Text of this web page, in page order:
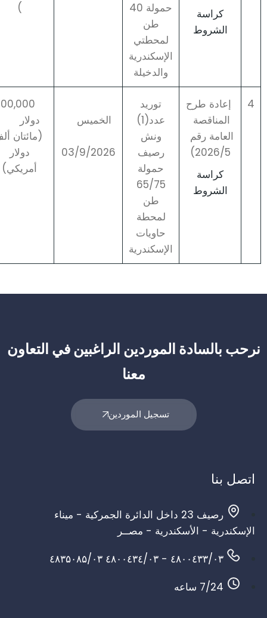
كراسة
الشروط
حمولة 40
طن
لمحطتي
الإسكندرية
والدخيلة
)
4
إعادة طرح
المناقصة
العامة رقم
2026/5)
كراسة
الشروط
توريد
عدد(1)
ونش
رصيف
حمولة
65/75
طن
لمحطة
حاويات
الإسكندرية
الخميس
03/9/2026
(مائتان
دولار
أمريكي)
نرحب بالسادة الموردين الراغبين في التعاون
معنا
تسجيل الموردين
اتصل بنا
رصيف 23 داخل الدائرة الجمركية - ميناء
الإسكندرية - الأسكندرية - مصــر
۰۳/٤۸۰۰٤۳۳ - ۰۳/٤۸۰۰٤۳٤ ۰۳/٤۸۳۵۰۸۵
7/24 ساعه